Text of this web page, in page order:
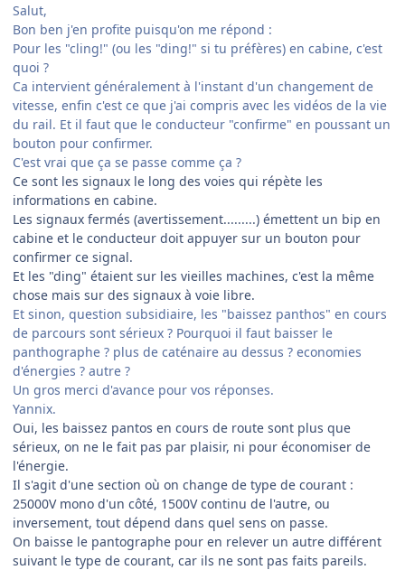
Salut,
Bon ben j'en profite puisqu'on me répond :
Pour les "cling!" (ou les "ding!" si tu préfères) en cabine, c'est
quoi ?
Ca intervient généralement à l'instant d'un changement de
vitesse, enfin c'est ce que j'ai compris avec les vidéos de la vie
du rail. Et il faut que le conducteur "confirme" en poussant un
bouton pour confirmer.
C'est vrai que ça se passe comme ça ?
Ce sont les signaux le long des voies qui répète les
informations en cabine.
Les signaux fermés (avertissement.........) émettent un bip en
cabine et le conducteur doit appuyer sur un bouton pour
confirmer ce signal.
Et les "ding" étaient sur les vieilles machines, c'est la même
chose mais sur des signaux à voie libre.
Et sinon, question subsidiaire, les "baissez panthos" en cours
de parcours sont sérieux ? Pourquoi il faut baisser le
panthographe ? plus de caténaire au dessus ? economies
d'énergies ? autre ?
Un gros merci d'avance pour vos réponses.
Yannix.
Oui, les baissez pantos en cours de route sont plus que
sérieux, on ne le fait pas par plaisir, ni pour économiser de
l'énergie.
Il s'agit d'une section où on change de type de courant :
25000V mono d'un côté, 1500V continu de l'autre, ou
inversement, tout dépend dans quel sens on passe.
On baisse le pantographe pour en relever un autre différent
suivant le type de courant, car ils ne sont pas faits pareils.